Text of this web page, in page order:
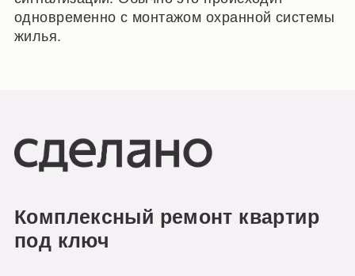
одновременно с монтажом охранной системы
жилья.
Комплексный ремонт квартир
под ключ